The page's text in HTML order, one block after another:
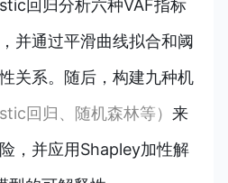
回归分析六种VAF指标
并通过平滑曲线拟合和阈
关系。随后，构建九种机
回归、随机森林等） 来
，并应用Shapley加性解